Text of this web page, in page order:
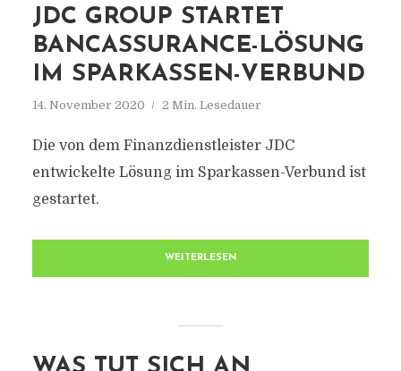
JDC GROUP STARTET
BANCASSURANCE-LÖSUNG
IM SPARKASSEN-VERBUND
14. November 2020 2 Min. Lesedauer
Die von dem Finanzdienstleister JDC
entwickelte Lösung im Sparkassen-Verbund ist
gestartet.
WEITERLESEN